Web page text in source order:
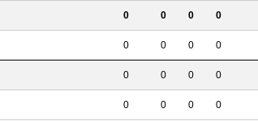
0 0 0 0
0 0 0 0
0 0 0 0
0 0 0 0